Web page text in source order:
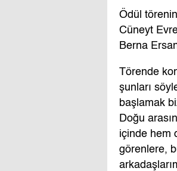
Ödül
Cüneyt
Berna
Törende
şunları
başlamak
Doğu
içinde hem
görenlere,